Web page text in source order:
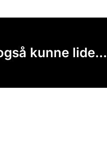
kunne lide...